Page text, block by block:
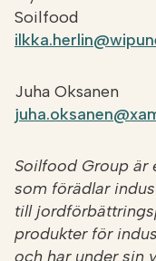
Soilfood
Juha Oksanen
Soilfood Group är
som förädlar
till
produkter för
och har under sin